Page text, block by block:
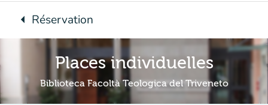
arrow_leftRetour à :
Réservation
Places individuelles
Biblioteca Facoltà Teologica del Triveneto